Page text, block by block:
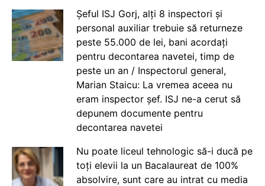
Șeful ISJ Gorj, alți 8 inspectori și
personal auxiliar trebuie să returneze
peste 55.000 de lei, bani acordați
pentru decontarea navetei, timp de
peste un an / Inspectorul general,
Marian Staicu: La vremea aceea nu
eram inspector șef. ISJ ne-a cerut să
depunem documente pentru
decontarea navetei
Nu poate liceul tehnologic să-i ducă pe
toți elevii la un Bacalaureat de 100%
absolvire, sunt care au intrat cu media